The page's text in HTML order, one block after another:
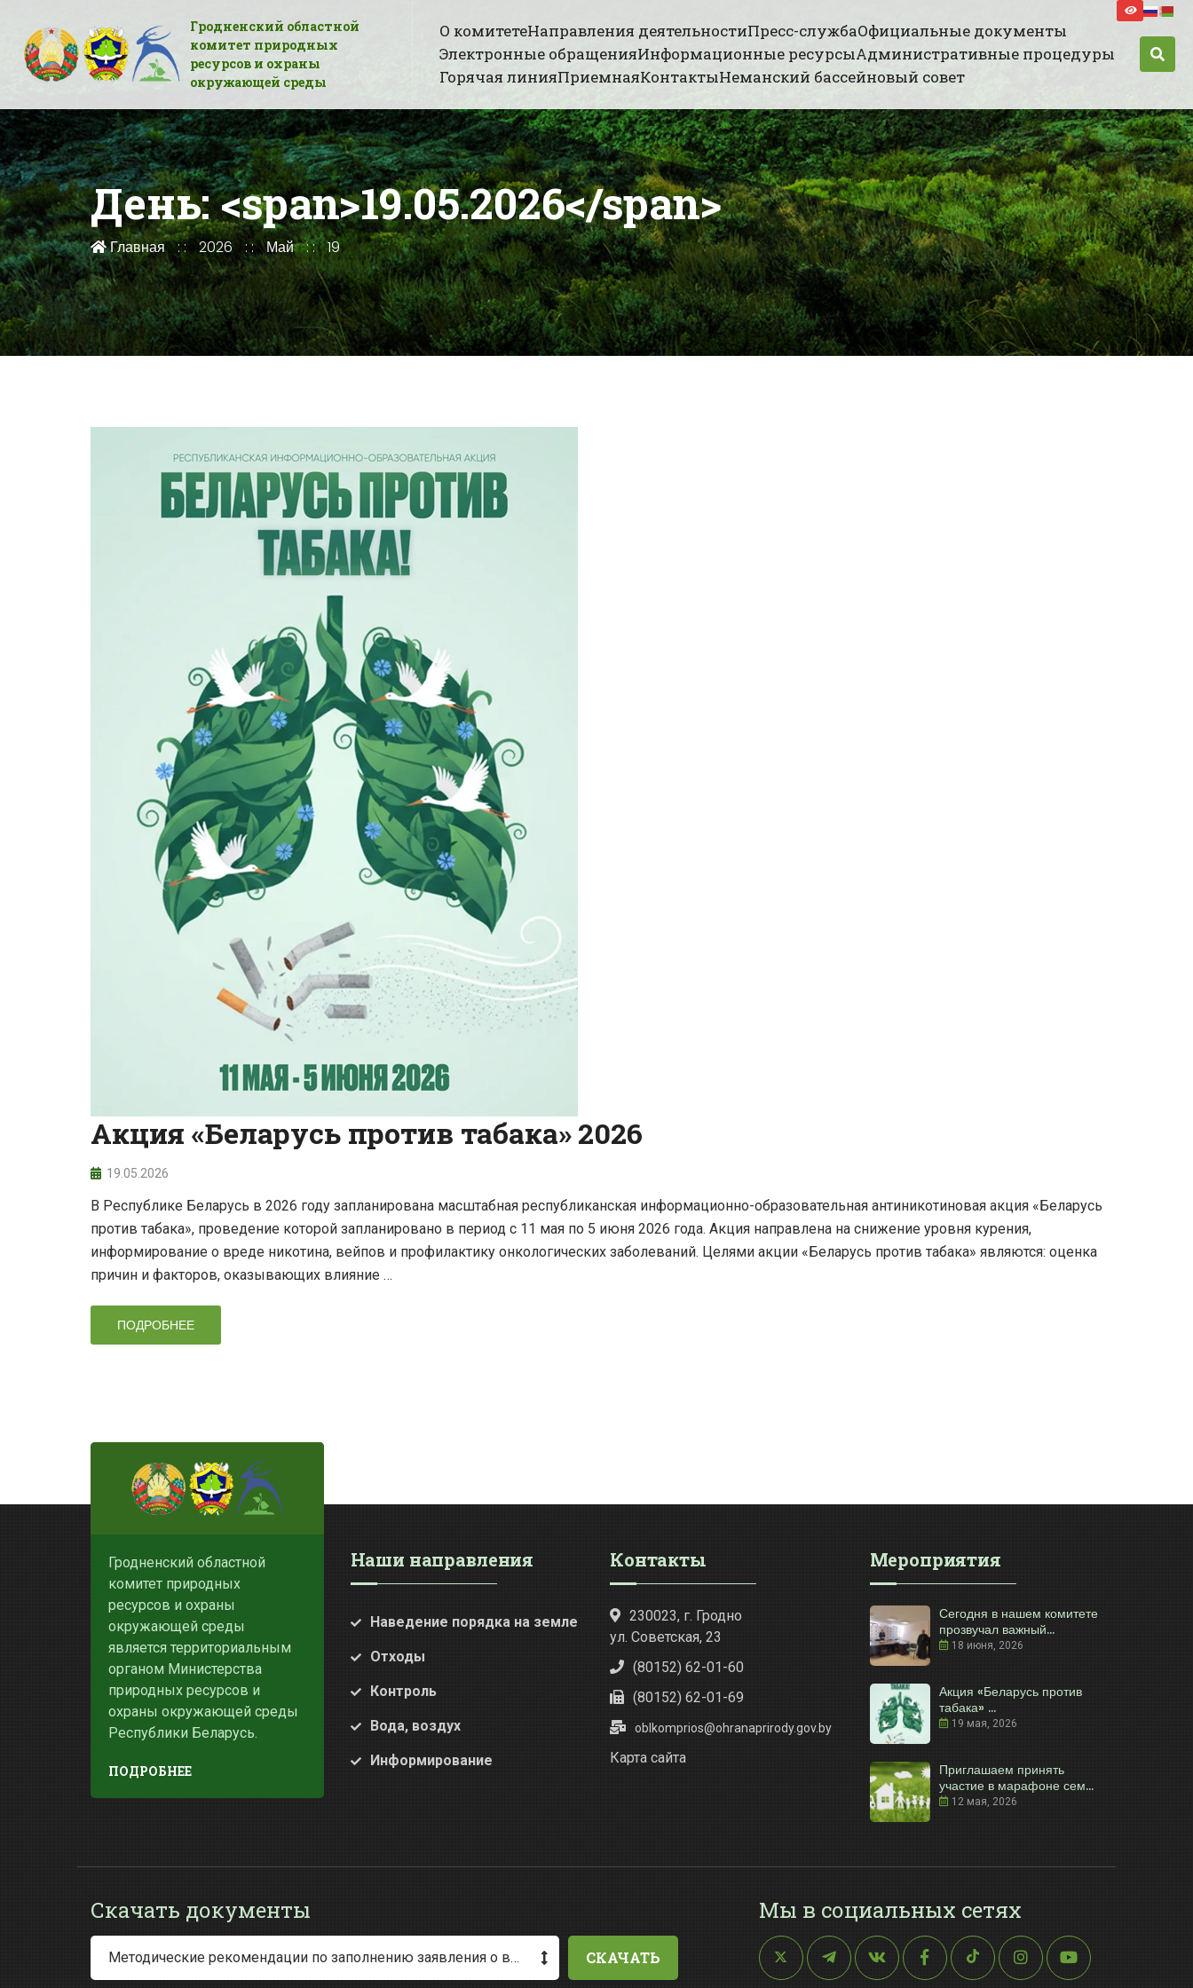
Гродненский областной
комитет природных
ресурсов и охраны
окружающей среды
О комитетеНаправления деятельностиПресс-службаОфициальные документы
Электронные обращенияИнформационные ресурсыАдминистративные процедуры
Горячая линияПриемнаяКонтактыНеманский бассейновый совет
День: <span>19.05.2026</span>
Главная 2026 Май 19
Акция «Беларусь против табака» 2026
19.05.2026
В Республике Беларусь в 2026 году запланирована масштабная республиканская информационно-образовательная антиникотиновая акция «Беларусь
против табака», проведение которой запланировано в период с 11 мая по 5 июня 2026 года. Акция направлена на снижение уровня курения,
информирование о вреде никотина, вейпов и профилактику онкологических заболеваний. Целями акции «Беларусь против табака» являются: оценка
причин и факторов, оказывающих влияние …
ПОДРОБНЕЕ
Гродненский областной
комитет природных
ресурсов и охраны
окружающей среды
является территориальным
органом Министерства
природных ресурсов и
охраны окружающей среды
Республики Беларусь.
ПОДРОБНЕЕ
Наши направления
Наведение порядка на земле
Отходы
Контроль
Вода, воздух
Информирование
Контакты
230023, г. Гродно
ул. Советская, 23
(80152) 62-01-60
(80152) 62-01-69
oblkomprios@ohranaprirody.gov.by
Карта сайта
Мероприятия
Сегодня в нашем комитете
прозвучал важный...
18 июня, 2026
Акция «Беларусь против
табака» ...
19 мая, 2026
Приглашаем принять
участие в марафоне сем...
12 мая, 2026
Скачать документы
Методические рекомендации по заполнению заявления о выдаче разрешения на специальное водопользование СКАЧАТЬ
Мы в социальных сетях